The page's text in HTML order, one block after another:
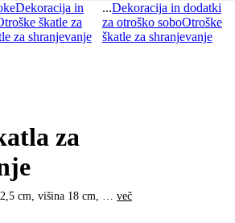
Dekoracija in
škatle za
za shranjevanje
...Dekoracija in dodatki
za otroško soboOtroške
škatle za shranjevanje
za
cm, višina 18 cm, … več